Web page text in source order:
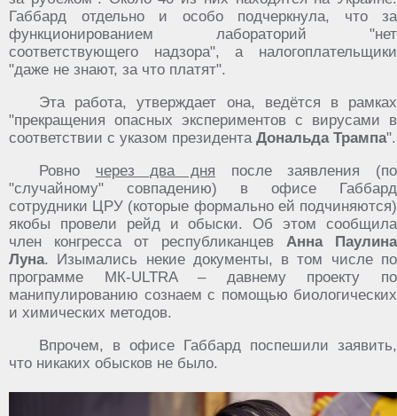
Габбард отдельно и особо подчеркнула, что за
функционированием лабораторий "нет
соответствующего надзора", а налогоплательщики
"даже не знают, за что платят".
Эта работа, утверждает она, ведётся в рамках
"прекращения опасных экспериментов с вирусами в
соответствии с указом президента Дональда Трампа".
Ровно через два дня после заявления (по
"случайному" совпадению) в офисе Габбард
сотрудники ЦРУ (которые формально ей подчиняются)
якобы провели рейд и обыски. Об этом сообщила
член конгресса от республиканцев Анна Паулина
Луна. Изымались некие документы, в том числе по
программе МК-ULTRA – давнему проекту по
манипулированию сознаем с помощью биологических
и химических методов.
Впрочем, в офисе Габбард поспешили заявить,
что никаких обысков не было.